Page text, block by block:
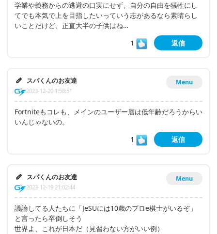
学業や義務からの逃避の口実にせず、自分の自由を犠牲にし
てでも本気で上を目指したいっていう志があるなら素晴らし
いことだけど、正直大半の子供はね…
1
返信
Menu
スパくんのお友達
2023-12-20 1:58:51
Fortniteもコレも、メインのユーザー層は低年齢だろうからい
いんじゃないの。
1
返信
Menu
スパくんのお友達
2023-12-19 21:02:44
議論してる人たちに「JeSUには10歳のプロe棋士がいるぞ」
と言ったら卒倒しそう
世界よ、これが日本だ（見習わない方がいい例）